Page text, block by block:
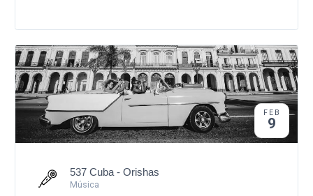
FEB
9
537 Cuba - Orishas
Música